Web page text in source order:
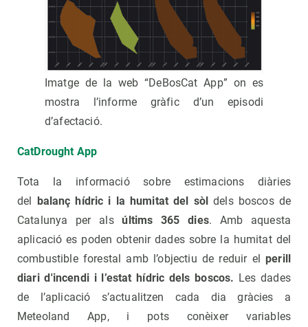
Imatge de la web “DeBosCat App” on es
mostra l’informe gràfic d’un episodi
d’afectació.
CatDrought App
Tota la informació sobre estimacions diàries
del
balanç hídric i la humitat del sòldels boscos de
Catalunya per alsúltims 365 dies. Amb aquesta
aplicació es poden obtenir dades sobre la humitat del
combustible forestal amb l’objectiu de reduir elperill
diari d'incendi i l’estat hídric dels boscos. Les dades
de l’aplicació s’actualitzen cada dia gràcies a
Meteoland App, i pots conèixer variables